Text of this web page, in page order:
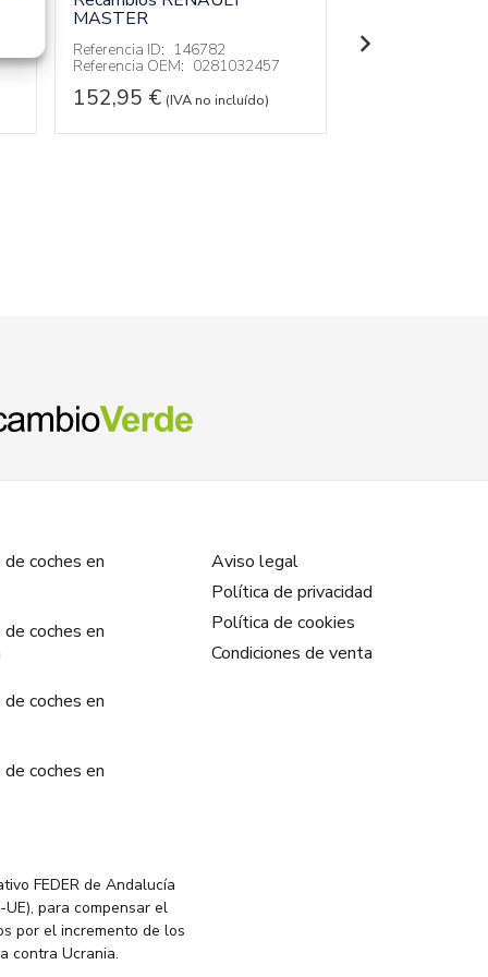
MASTER
Referencia ID: 146782
Referencia OEM: 0281032457
152,95 € (IVA no incluído)
coches en
coches en
coches en
coches en
Aviso legal
Política de privacidad
Política de cookies
Condiciones de venta
FEDER de Andalucía
para compensar el
por el incremento de los
contra Ucrania.